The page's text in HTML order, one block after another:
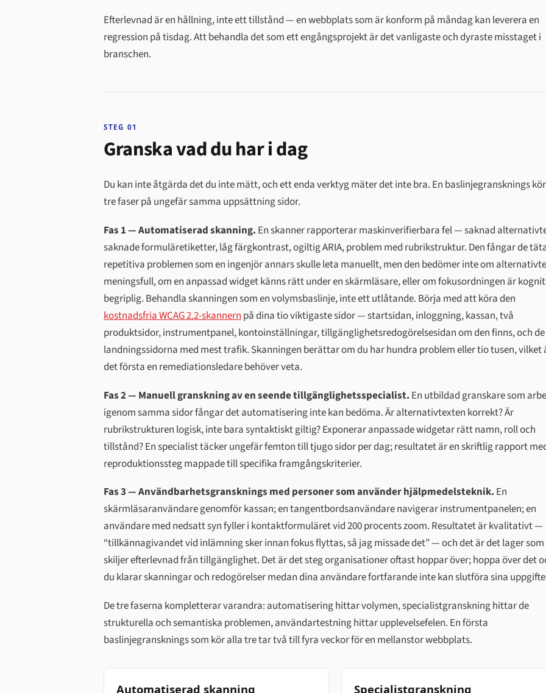
Efterlevnad är en hållning, inte ett tillstånd — en webbplats som är konform på måndag kan leverera en
regression på tisdag. Att behandla det som ett engångsprojekt är det vanligaste och dyraste misstaget i
branschen.
STEG 01
Granska vad du har i dag
Du kan inte åtgärda det du inte mätt, och ett enda verktyg mäter det inte bra. En baslinjegransknings
tre faser på ungefär samma uppsättning sidor.
Fas 1 — Automatiserad skanning. En skanner rapporterar maskinverifierbara fel — saknad
saknade formuläretiketter, låg färgkontrast, ogiltig ARIA, problem med rubrikstruktur. Den fångar de
repetitiva problemen som en ingenjör annars skulle leta manuellt, men den bedömer inte om
meningsfull, om en anpassad widget känns rätt under en skärmläsare, eller om fokusordningen är
begriplig. Behandla skanningen som en volymsbaslinje, inte ett utlåtande. Börja med att köra den
kostnadsfria WCAG 2.2-skannernpå dina tio viktigaste sidor — startsidan, inloggning, kassan, två
produktsidor, instrumentpanel, kontoinställningar, tillgänglighetsredogörelsesidan om den finns, och
landningssidorna med mest trafik. Skanningen berättar om du har hundra problem eller tio tusen, vilket
det första en remediationsledare behöver veta.
Fas 2 — Manuell granskning av en seende tillgänglighetsspecialist. En utbildad granskare som
igenom samma sidor fångar det automatisering inte kan bedöma. Är alternativtexten korrekt? Är
rubrikstrukturen logisk, inte bara syntaktiskt giltig? Exponerar anpassade widgetar rätt namn, roll och
tillstånd? En specialist täcker ungefär femton till tjugo sidor per dag; resultatet är en skriftlig rapport
reproduktionssteg mappade till specifika framgångskriterier.
Fas 3 — Användbarhetsgransknings med personer som använder hjälpmedelsteknik. En
skärmläsaranvändare genomför kassan; en tangentbordsanvändare navigerar instrumentpanelen; en
användare med nedsatt syn fyller i kontaktformuläret vid 200 procents zoom. Resultatet är kvalitativt —
“tillkännagivandet vid inlämning sker innan fokus flyttas, så jag missade det” — och det är det lager som
skiljer efterlevnad från tillgänglighet. Det är det steg organisationer oftast hoppar över; hoppa över det
du klarar skanningar och redogörelser medan dina användare fortfarande inte kan slutföra sina
De tre faserna kompletterar varandra: automatisering hittar volymen, specialistgranskning hittar de
strukturella och semantiska problemen, användartestning hittar upplevelsefelen. En första
baslinjegransknings som kör alla tre tar två till fyra veckor för en mellanstor webbplats.
Automatiserad skanning Specialistgranskning